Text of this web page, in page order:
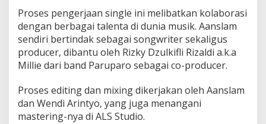
Proses pengerjaan single ini melibatkan kolaborasi
dengan berbagai talenta di dunia musik. Aanslam
sendiri bertindak sebagai songwriter sekaligus
producer, dibantu oleh Rizky Dzulkifli Rizaldi a.k.a
Millie dari band Paruparo sebagai co-producer.
Proses editing dan mixing dikerjakan oleh Aanslam
dan Wendi Arintyo, yang juga menangani
mastering-nya di ALS Studio.